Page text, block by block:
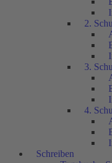
2.
3.
4.
Schreiben